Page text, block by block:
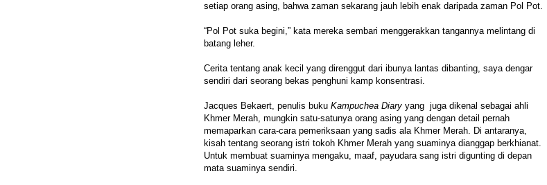
setiap orang asing, bahwa zaman sekarang jauh lebih enak daripada zaman Pol Pot.
“Pol Pot suka begini,” kata mereka sembari menggerakkan tangannya melintang di
batang leher.
Cerita tentang anak kecil yang direnggut dari ibunya lantas dibanting, saya dengar
sendiri dari seorang bekas penghuni kamp konsentrasi.
Jacques Bekaert, penulis buku Kampuchea Diary yang juga dikenal sebagai ahli
Khmer Merah, mungkin satu-satunya orang asing yang dengan detail pernah
memaparkan cara-cara pemeriksaan yang sadis ala Khmer Merah. Di antaranya,
kisah tentang seorang istri tokoh Khmer Merah yang suaminya dianggap berkhianat.
Untuk membuat suaminya mengaku, maaf, payudara sang istri digunting di depan
mata suaminya sendiri.